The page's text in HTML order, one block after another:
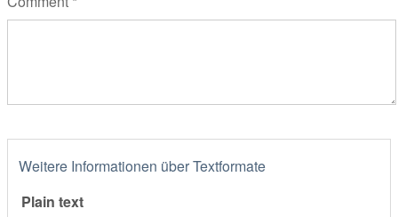
Weitere Informationen über Textformate
Plain text